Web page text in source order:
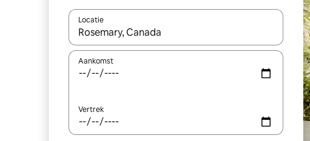
Locatie
Wanneer er resultaten beschikbaar zijn, maak je een
Aankomst
Vertrek